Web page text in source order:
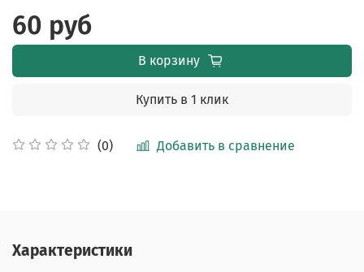
(0) Добавить в сравнение
60 руб
В корзину
Купить в 1 клик
Характеристики